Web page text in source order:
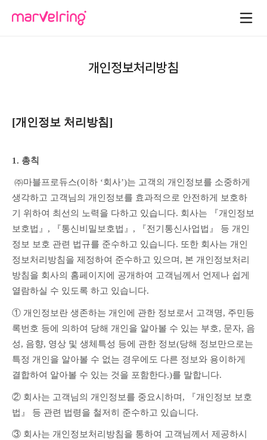
개인정보처리방침
[개인정보 처리방침]
1. 총칙
생각하고 고객님의 개인정보를 효과적으로 안전하게 보호하
기 위하여 최선의 노력을 다하고 있습니다. 회사는 『개인정보
보호법』, 『통신비밀보호법』, 『전기통신사업법』 등 개인
정보 보호 관련 법규를 준수하고 있습니다. 또한 회사는 개인
정보처리방침을 제정하여 준수하고 있으며, 본 개인정보처리
방침을 회사의 홈페이지에 공개하여 고객님께서 언제나 쉽게
열람하실 수 있도록 하고 있습니다.
① 개인정보란 생존하는 개인에 관한 정보로서 고객명, 주민등
록번호 등에 의하여 당해 개인을 알아볼 수 있는 부호, 문자, 음
성, 음향, 영상 및 생체특성 등에 관한 정보(당해 정보만으로는
특정 개인을 알아볼 수 없는 경우에도 다른 정보와 용이하게
결합하여 알아볼 수 있는 것을 포함한다.)를 말합니다.
② 회사는 고객님의 개인정보를 중요시하며, 『개인정보 보호
법』 등 관련 법령을 철저히 준수하고 있습니다.
③ 회사는 개인정보처리방침을 통하여 고객님께서 제공하시